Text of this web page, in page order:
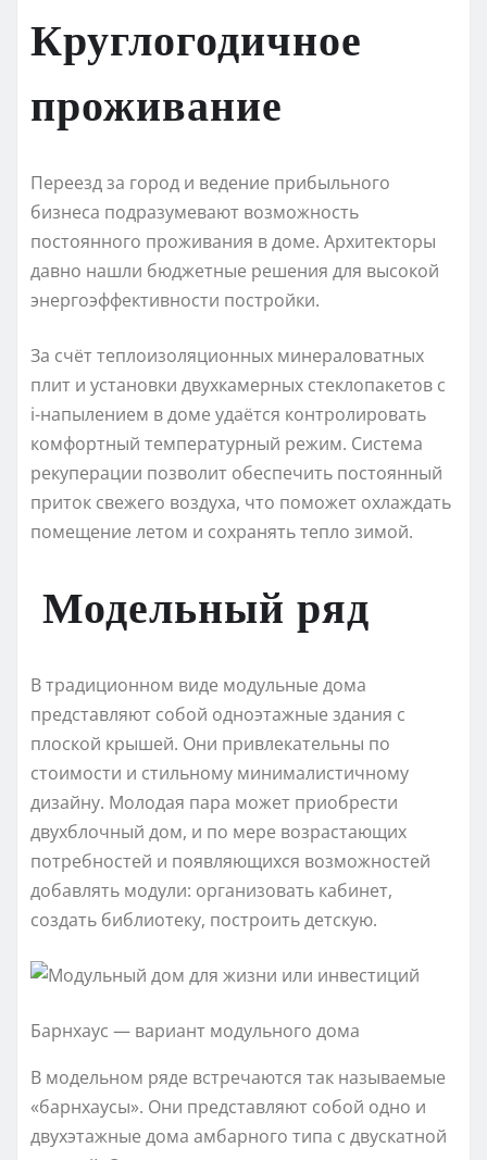
Круглогодичное
проживание
Переезд за город и ведение прибыльного
бизнеса подразумевают возможность
постоянного проживания в доме. Архитекторы
давно нашли бюджетные решения для высокой
энергоэффективности постройки.
За счёт теплоизоляционных минераловатных
плит и установки двухкамерных стеклопакетов с
i-напылением в доме удаётся контролировать
комфортный температурный режим. Система
рекуперации позволит обеспечить постоянный
приток свежего воздуха, что поможет охлаждать
помещение летом и сохранять тепло зимой.
Модельный ряд
В традиционном виде модульные дома
представляют собой одноэтажные здания с
плоской крышей. Они привлекательны по
стоимости и стильному минималистичному
дизайну. Молодая пара может приобрести
двухблочный дом, и по мере возрастающих
потребностей и появляющихся возможностей
добавлять модули: организовать кабинет,
создать библиотеку, построить детскую.
Барнхаус — вариант модульного дома
В модельном ряде встречаются так называемые
«барнхаусы». Они представляют собой одно и
двухэтажные дома амбарного типа с двускатной